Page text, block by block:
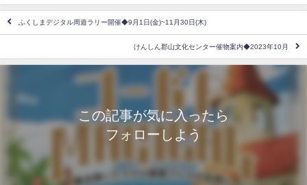
ふくしまデジタル周遊ラリー開催◆9月1日(金)~11月30日(木)
けんしん郡山文化センター催物案内◆2023年10月
この記事が気に入ったら
フォローしよう